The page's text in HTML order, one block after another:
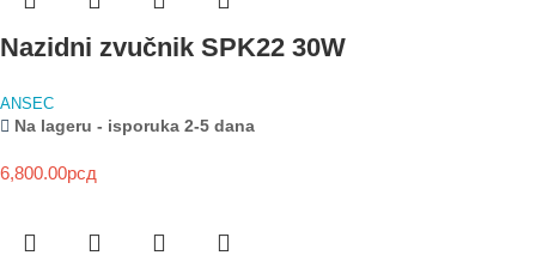
Nazidni zvučnik SPK22 30W
ANSEC
Na lageru - isporuka 2-5 dana
6,800.00рсд